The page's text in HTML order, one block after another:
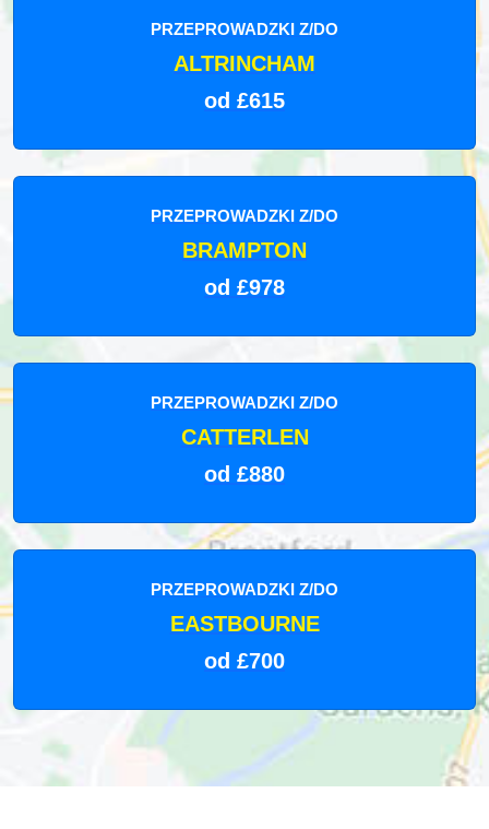
PRZEPROWADZKI Z/DO
ALTRINCHAM
od £615
PRZEPROWADZKI Z/DO
BRAMPTON
od £978
PRZEPROWADZKI Z/DO
CATTERLEN
od £880
PRZEPROWADZKI Z/DO
EASTBOURNE
od £700